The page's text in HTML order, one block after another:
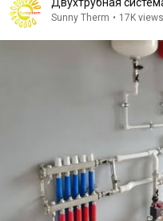
Sunny Therm • 17K views